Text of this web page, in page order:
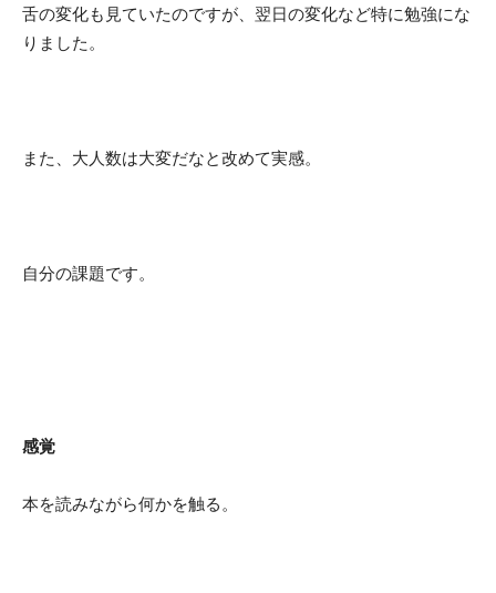
舌の変化も見ていたのですが、翌日の変化など特に勉強にな
りました。
また、大人数は大変だなと改めて実感。
自分の課題です。
感覚
本を読みながら何かを触る。